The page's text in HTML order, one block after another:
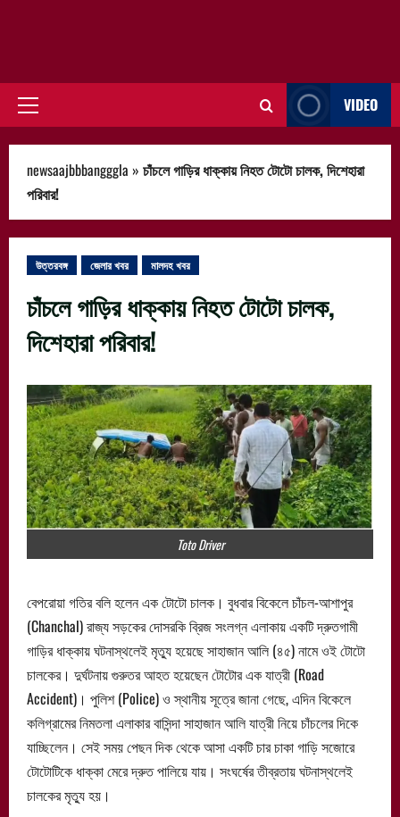
Primary
VIDEO
newsaajbbbangggla » চাঁচলে গাড়ির ধাক্কায় নিহত টোটো চালক, দিশেহারা
পরিবার!
উত্তরবঙ্গ জেলার খবর মালদহ খবর
চাঁচলে গাড়ির ধাক্কায় নিহত টোটো চালক,
দিশেহারা পরিবার!
Toto Driver
বেপরোয়া গতির বলি হলেন এক টোটো চালক। বুধবার বিকেলে চাঁচল-আশাপুর
(Chanchal) রাজ্য সড়কের দোসরকি ব্রিজ সংলগ্ন এলাকায় একটি দ্রুতগামী
গাড়ির ধাক্কায় ঘটনাস্থলেই মৃত্যু হয়েছে সাহাজান আলি (৪৫) নামে ওই টোটো
চালকের। দুর্ঘটনায় গুরুতর আহত হয়েছেন টোটোর এক যাত্রী (Road
Accident)। পুলিশ (Police) ও স্থানীয় সূত্রে জানা গেছে, এদিন বিকেলে
কলিগ্রামের নিমতলা এলাকার বাসিন্দা সাহাজান আলি যাত্রী নিয়ে চাঁচলের দিকে
যাচ্ছিলেন। সেই সময় পেছন দিক থেকে আসা একটি চার চাকা গাড়ি সজোরে
টোটোটিকে ধাক্কা মেরে দ্রুত পালিয়ে যায়। সংঘর্ষের তীব্রতায় ঘটনাস্থলেই
চালকের মৃত্যু হয়।